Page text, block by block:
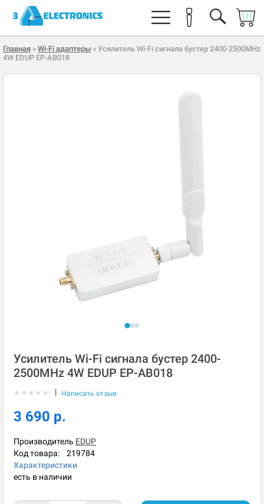
Главная » Wi-Fi адаптеры » Усилитель Wi-Fi сигнала бустер 2400-2500MHz
4W EDUP EP-AB018
Усилитель Wi-Fi сигнала бустер 2400-
2500MHz 4W EDUP EP-AB018
★ ★ ★ ★ ★ | Написать отзыв
3 690 р.
Производитель EDUP
Код товара: 219784
Характеристики
есть в наличии